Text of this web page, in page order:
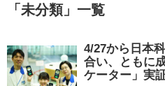
「 未分類」 一覧
4/27から日本
合い、ともに
ケーター」実